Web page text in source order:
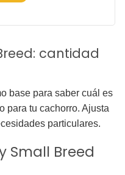
cantidad
base para saber cuál es
para tu cachorro. Ajusta
particulares.
Small Breed